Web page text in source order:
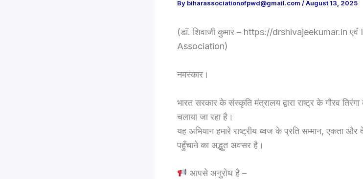
By biharassociationofpwd@gmail.com /August 13, 2025
(डॉ. शिवाजी कुमार – https://drshivajeekumar.in
Association)
नमस्कार।
भारत सरकार के संस्कृति मंत्रालय द्वारा राष्ट्र के गौरव
चलाया जा रहा है।
यह अभियान हमारे राष्ट्रीय ध्वज के प्रति सम्मान, एकता
पहुँचाने का अद्भुत अवसर है।
आपसे अनुरोध है –